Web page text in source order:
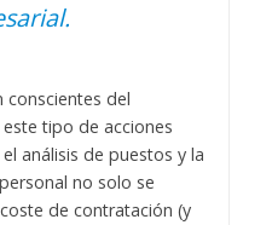
conscientes del
tipo de acciones
análisis de puestos y la
no solo se
de contratación (y